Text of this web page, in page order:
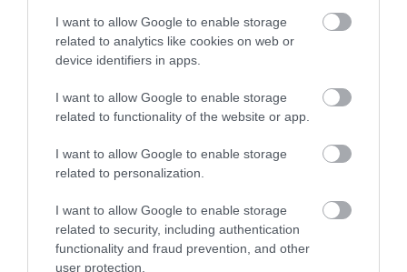
I want to allow Google to enable storage
related to analytics like cookies on web or
device identifiers in apps.
I want to allow Google to enable storage
related to functionality of the website or app.
I want to allow Google to enable storage
related to personalization.
I want to allow Google to enable storage
related to security, including authentication
functionality and fraud prevention, and other
user protection.
REPÜLŐTÉR RYANAIR STATISZTIKA STRAND SZAKMAI CIKKEK
SZPONZOR SZÁLLODA TERMÁL TURIZMUS
A Szerzőről